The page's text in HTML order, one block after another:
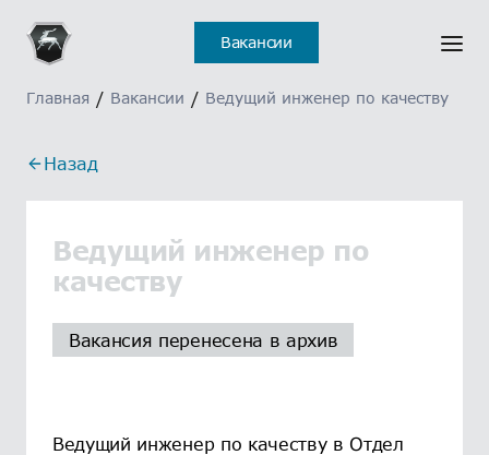
Вакансии
Главная / Вакансии / Ведущий инженер по качеству
Назад
Ведущий инженер по
качеству
Вакансия перенесена в архив
Ведущий инженер по качеству в Отдел